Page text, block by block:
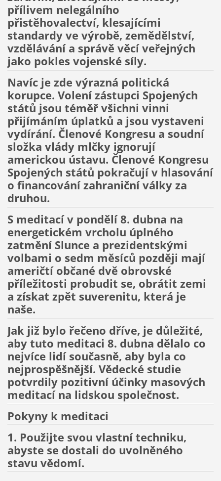
přílivem nelegálního
přistěhovalectví, klesajícími
standardy ve výrobě, zemědělství,
vzdělávání a správě věcí veřejných
jako pokles vojenské síly.
Navíc je zde výrazná politická
korupce. Volení zástupci Spojených
států jsou téměř všichni vinni
přijímáním úplatků a jsou vystaveni
vydírání. Členové Kongresu a soudní
složka vlády mlčky ignorují
americkou ústavu. Členové Kongresu
Spojených států pokračují v hlasování
o financování zahraniční války za
druhou.
S meditací v pondělí 8. dubna na
energetickém vrcholu úplného
zatmění Slunce a prezidentskými
volbami o sedm měsíců později mají
američtí občané dvě obrovské
příležitosti probudit se, obrátit zemi
a získat zpět suverenitu, která je
naše.
Jak již bylo řečeno dříve, je důležité,
aby tuto meditaci 8. dubna dělalo co
nejvíce lidí současně, aby byla co
nejprospěšnější. Vědecké studie
potvrdily pozitivní účinky masových
meditací na lidskou společnost.
Pokyny k meditaci
1. Použijte svou vlastní techniku,
abyste se dostali do uvolněného
stavu vědomí.